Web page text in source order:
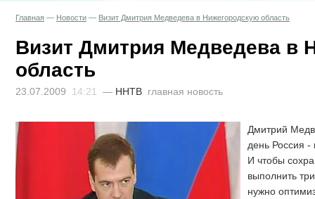
Главная — Новости — Визит Дмитрия Медведева в Нижегородскую область
Визит Дмитрия Медведева в
область
23.07.2009 14:21 — ННТВ главная новость
Дмитрий
день Россия
И чтобы
выполнить
нужно